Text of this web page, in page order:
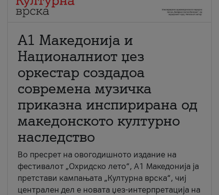
А1 Македонија и
Националниот џез
оркестар создадоа
современа музичка
приказна инспирирана од
македонското културно
наследство
Во пресрет на овогодишното издание на
фестивалот „Охридско лето“, А1 Македонија ја
претстави кампањата „Културна врска“, чиј
централен дел е новата џез-интерпретација на